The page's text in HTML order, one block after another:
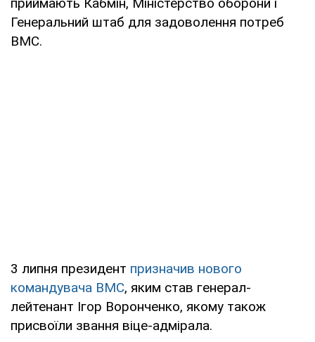
Генеральний штаб для задоволення потреб
ВМС.
3 липня президент призначив нового
командувача ВМС, яким став генерал-
лейтенант Ігор Воронченко, якому також
присвоїли звання віце-адмірала.